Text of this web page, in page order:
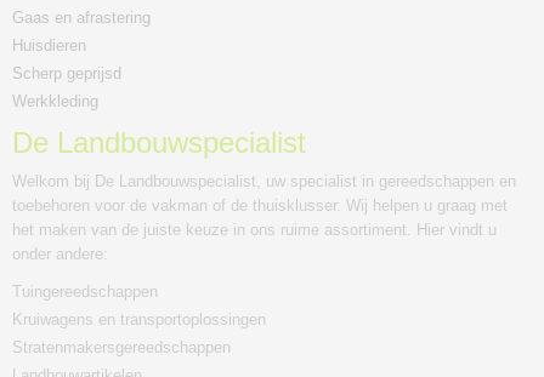
Gaas en afrastering
Huisdieren
Scherp geprijsd
Werkkleding
De Landbouwspecialist
Welkom bij De Landbouwspecialist, uw specialist in gereedschappen en
toebehoren voor de vakman of de thuisklusser. Wij helpen u graag met
het maken van de juiste keuze in ons ruime assortiment. Hier vindt u
onder andere:
Tuingereedschappen
Kruiwagens en transportoplossingen
Stratenmakersgereedschappen